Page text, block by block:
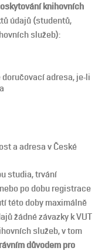
knihovních
údajů (studentů,
služeb):
adresa, je-li
a adresa v České
studia, trvání
po dobu registrace
této doby maximálně
žádné závazky k VUT
služeb, v tom
důvodem pro